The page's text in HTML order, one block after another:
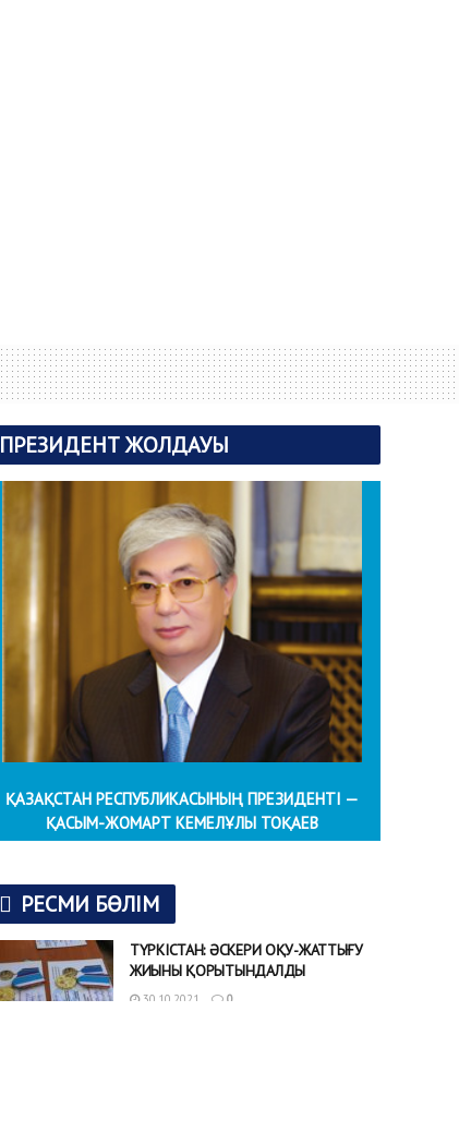
ПРЕЗИДЕНТ ЖОЛДАУЫ
ҚАЗАҚСТАН РЕСПУБЛИКАСЫНЫҢ ПРЕЗИДЕНТІ —
ҚАСЫМ-ЖОМАРТ КЕМЕЛҰЛЫ ТОҚАЕВ
РЕСМИ БӨЛІМ
ТҮРКІСТАН: ӘСКЕРИ ОҚУ-ЖАТТЫҒУ
ЖИЫНЫ ҚОРЫТЫНДАЛДЫ
30.10.2021 0